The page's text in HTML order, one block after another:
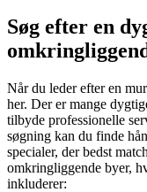
Søg efter en
Når du leder efter en
her. Der er mange
tilbyde professionelle
søgning kan du finde
specialer, der bedst
omkringliggende byer,
inkluderer: